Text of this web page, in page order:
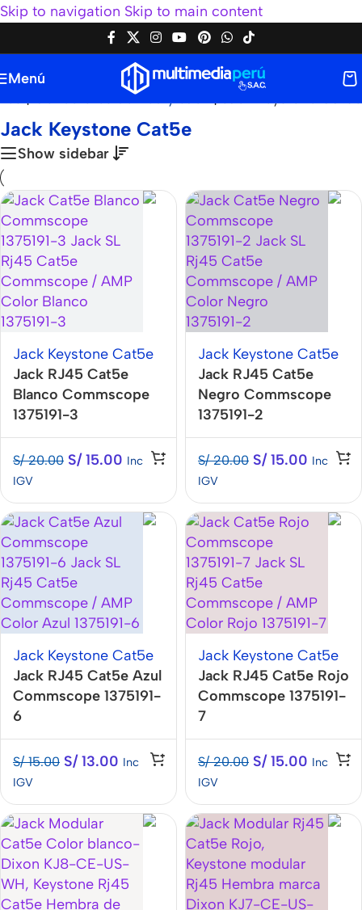
Skip to navigation Skip to main content
Menú
| Conectores de Red y Jack |Jack Keystone Cat5e
Jack Keystone Cat5e
Show sidebar
Jack Keystone Cat5e
Jack RJ45 Cat5e
Blanco Commscope
1375191-3
S/20.00 S/15.00 Inc
IGV
Jack Keystone Cat5e
Jack RJ45 Cat5e
Negro Commscope
1375191-2
S/20.00 S/15.00 Inc
IGV
Jack Keystone Cat5e
Jack RJ45 Cat5e Azul
Commscope 1375191-
6
S/15.00 S/13.00 Inc
IGV
Jack Keystone Cat5e
Jack RJ45 Cat5e Rojo
Commscope 1375191-
7
S/20.00 S/15.00 Inc
IGV